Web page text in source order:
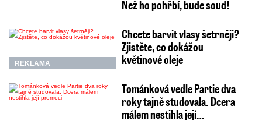
Než ho pohřbí, bude soud!
REKLAMA
Chcete barvit vlasy šetrněji?
Zjistěte, co dokážou
květinové oleje
Tománková vedle Partie dva
roky tajně studovala. Dcera
málem nestihla její…